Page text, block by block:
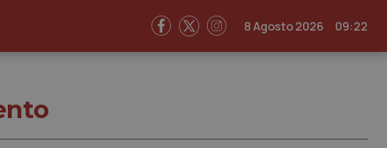
8 Agosto 2026 09:22